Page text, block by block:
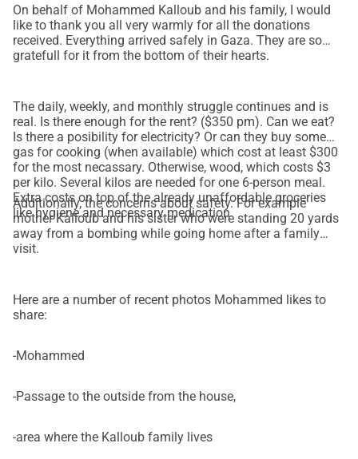
På trods af vores bedste bestræbelser kan vi ikke klare
disse forhold alene. Derfor beder jeg om din støtte.
ikke kan donere, kan deling af denne kampagne stadig gøre
en meningsfuld forskel.
Din støtte hjælper min familie med at forblive sikker,
nærende og beskyttet under en igangværende humanitær
krise.
Tak fordi du står sammen med os.
On behalf of Mohammed Kalloub and his family, I would
like to thank you all very warmly for all the donations
received. Everything arrived safely in Gaza. They are so
gratefull for it from the bottom of their hearts.
The daily, weekly, and monthly struggle continues and is
real. Is there enough for the rent? ($350 pm). Can we eat?
Is there a posibility for electricity? Or can they buy some
gas for cooking (when available) which cost at least $300
for the most necassary. Otherwise, wood, which costs $3
per kilo. Several kilos are needed for one 6-person meal.
Extra costs on top of the already unaffordable groceries
like hygiene and necessary medication
Additionally, the concerns about safety. For example
mother Kalloub and his sister who were standing 20 yards
away from a bombing while going home after a family
visit.
Here are a number of recent photos Mohammed likes to
share:
-Mohammed
-Passage to the outside from the house,
-area where the Kalloub family lives